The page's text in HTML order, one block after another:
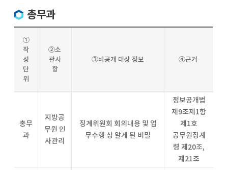
총무과
①
작
성
단
위
②소
관사
항
③비공개 대상 정보 ④근거
총무
과
지방공
무원 인
사관리
징계위원회 회의내용 및 업
무수행 상 알게 된 비밀
정보공개법
제9조제1항
제1호
공무원징계
령 제20조,
제21조